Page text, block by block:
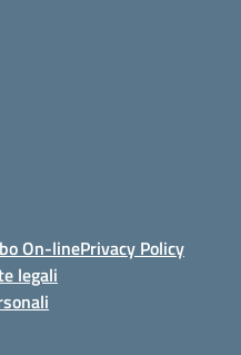
On-linePrivacy Policy
legali